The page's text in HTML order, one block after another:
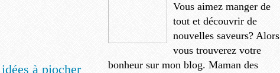
Vous aimez manger de
tout et découvrir de
nouvelles saveurs? Alors
vous trouverez votre
bonheur sur mon blog. Maman des